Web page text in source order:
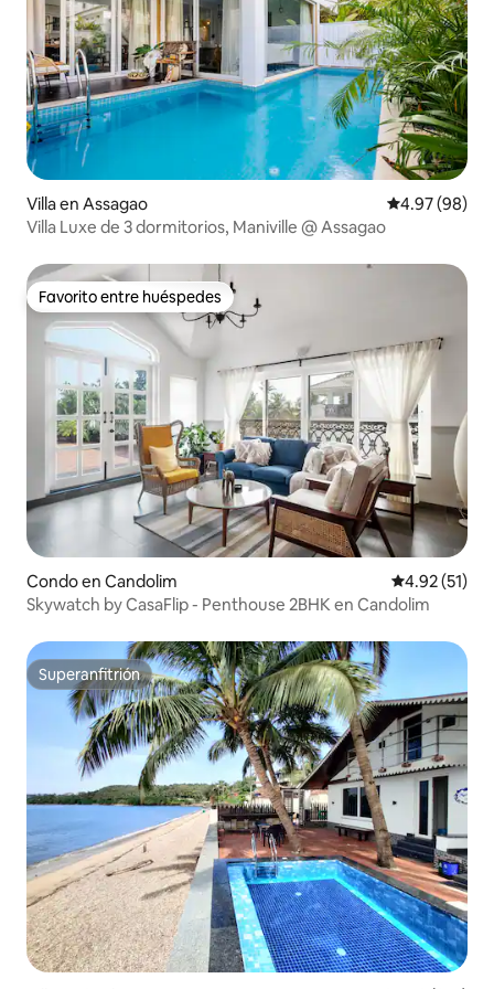
Villa en Assagao Calificación
4.97 (98)
Villa Luxe de 3 dormitorios, Maniville @ Assagao
Favorito entre huéspedes
Favorito entre huéspedes
Condo en Candolim Calificación
4.92 (51)
Skywatch by CasaFlip - Penthouse 2BHK en Candolim
Superanfitrión
Superanfitrión